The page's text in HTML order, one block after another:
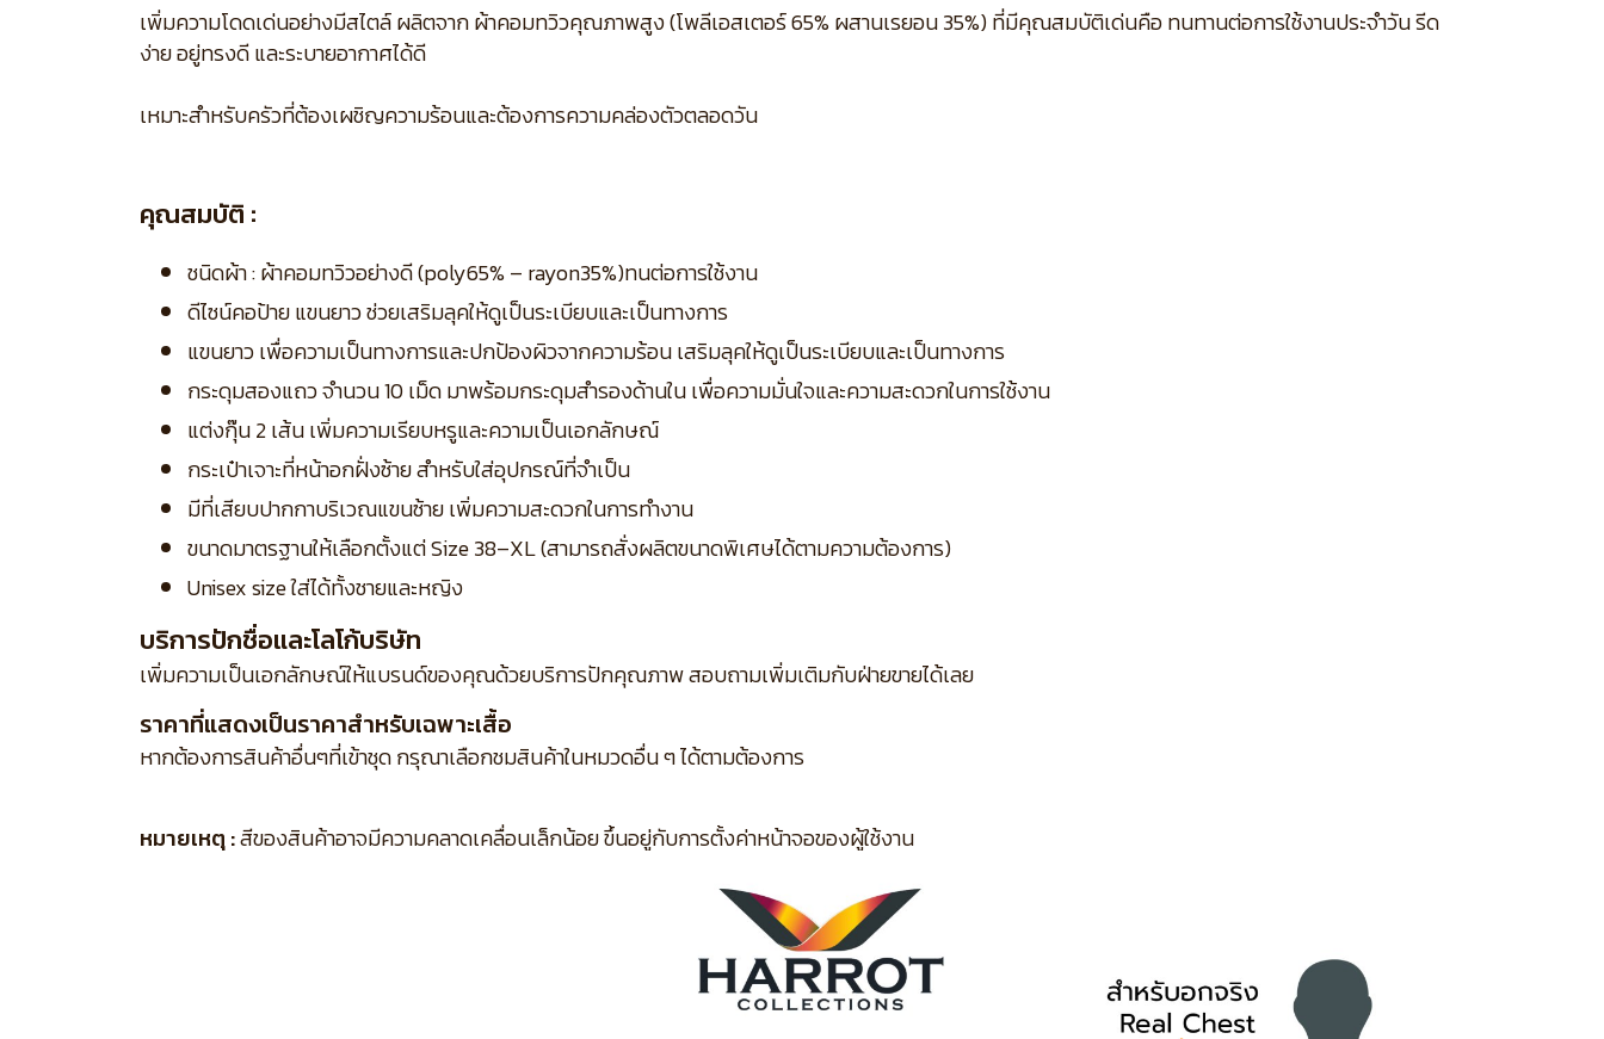
เพิ่มความโดดเด่นอย่างมีสไตล์ ผลิตจาก ผ้าคอมทวิวคุณภาพสูง (โพลีเอสเตอร์ 65% ผสานเรยอน 35%) ที่มีคุณสมบัติเด่นคือ ทนทานต่อการใช้งานประจำวัน รีด
ง่าย อยู่ทรงดี และระบายอากาศได้ดี
เหมาะสำหรับครัวที่ต้องเผชิญความร้อนและต้องการความคล่องตัวตลอดวัน
คุณสมบัติ :
ชนิดผ้า : ผ้าคอมทวิวอย่างดี (poly65% – rayon35%)ทนต่อการใช้งาน
ดีไซน์คอป้าย แขนยาว ช่วยเสริมลุคให้ดูเป็นระเบียบและเป็นทางการ
แขนยาว เพื่อความเป็นทางการและปกป้องผิวจากความร้อน เสริมลุคให้ดูเป็นระเบียบและเป็นทางการ
กระดุมสองแถว จำนวน 10 เม็ด มาพร้อมกระดุมสำรองด้านใน เพื่อความมั่นใจและความสะดวกในการใช้งาน
แต่งกุ๊น 2 เส้น เพิ่มความเรียบหรูและความเป็นเอกลักษณ์
กระเป๋าเจาะที่หน้าอกฝั่งซ้าย สำหรับใส่อุปกรณ์ที่จำเป็น
มีที่เสียบปากกาบริเวณแขนซ้าย เพิ่มความสะดวกในการทำงาน
ขนาดมาตรฐานให้เลือกตั้งแต่ Size 38–XL (สามารถสั่งผลิตขนาดพิเศษได้ตามความต้องการ)
Unisex size ใส่ได้ทั้งชายและหญิง
บริการปักชื่อและโลโก้บริษัท
เพิ่มความเป็นเอกลักษณ์ให้แบรนด์ของคุณด้วยบริการปักคุณภาพ สอบถามเพิ่มเติมกับฝ่ายขายได้เลย
ราคาที่แสดงเป็นราคาสำหรับเฉพาะเสื้อ
หากต้องการสินค้าอื่นๆที่เข้าชุด กรุณาเลือกชมสินค้าในหมวดอื่น ๆ ได้ตามต้องการ
หมายเหตุ :สีของสินค้าอาจมีความคลาดเคลื่อนเล็กน้อย ขึ้นอยู่กับการตั้งค่าหน้าจอของผู้ใช้งาน